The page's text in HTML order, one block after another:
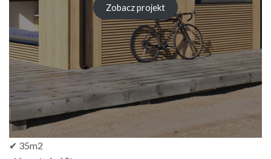
Zobacz projekt
✔ 35m2